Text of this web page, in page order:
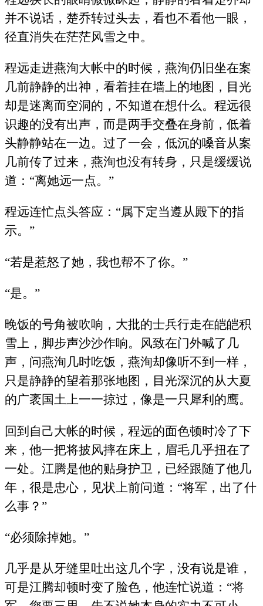
并不说话，楚乔转过头去，看也不看他一眼，
径直消失在茫茫风雪之中。
程远走进燕洵大帐中的时候，燕洵仍旧坐在案
几前静静的出神，看着挂在墙上的地图，目光
却是迷离而空洞的，不知道在想什么。程远很
识趣的没有出声，而是两手交叠在身前，低着
头静静站在一边。过了一会，低沉的嗓音从案
几前传了过来，燕洵也没有转身，只是缓缓说
道：“离她远一点。”
程远连忙点头答应：“属下定当遵从殿下的指
示。”
“若是惹怒了她，我也帮不了你。”
“是。”
晚饭的号角被吹响，大批的士兵行走在皑皑积
雪上，脚步声沙沙作响。风致在门外喊了几
声，问燕洵几时吃饭，燕洵却像听不到一样，
只是静静的望着那张地图，目光深沉的从大夏
的广袤国土上一一掠过，像是一只犀利的鹰。
回到自己大帐的时候，程远的面色顿时冷了下
来，他一把将披风摔在床上，眉毛几乎扭在了
一处。江腾是他的贴身护卫，已经跟随了他几
年，很是忠心，见状上前问道：“将军，出了什
么事？”
“必须除掉她。”
几乎是从牙缝里吐出这几个字，没有说是谁，
可是江腾却顿时变了脸色，他连忙说道：“将